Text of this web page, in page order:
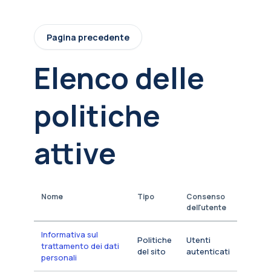
Pagina precedente
Elenco delle
politiche
attive
Nome Tipo
Consenso
dell'utente
Informativa sul
trattamento dei dati
personali
Politiche
del sito
Utenti
autenticati